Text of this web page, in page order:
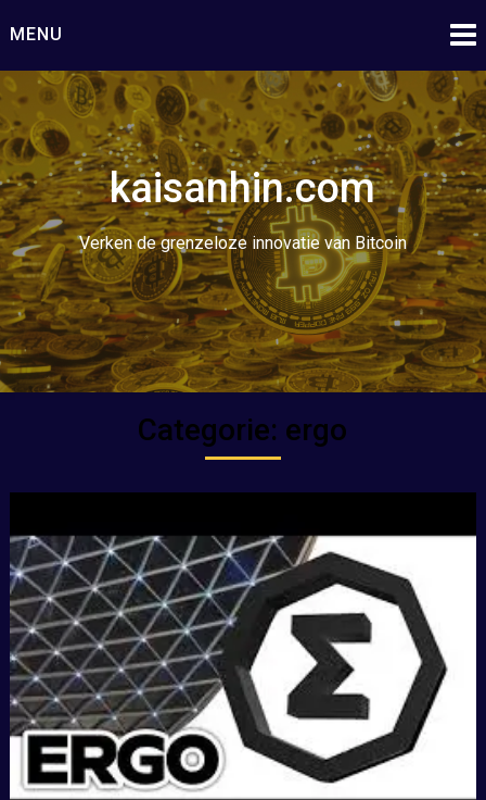
naar
inhoud
MENU
kaisanhin.com
Verken de grenzeloze innovatie van Bitcoin
Categorie: ergo